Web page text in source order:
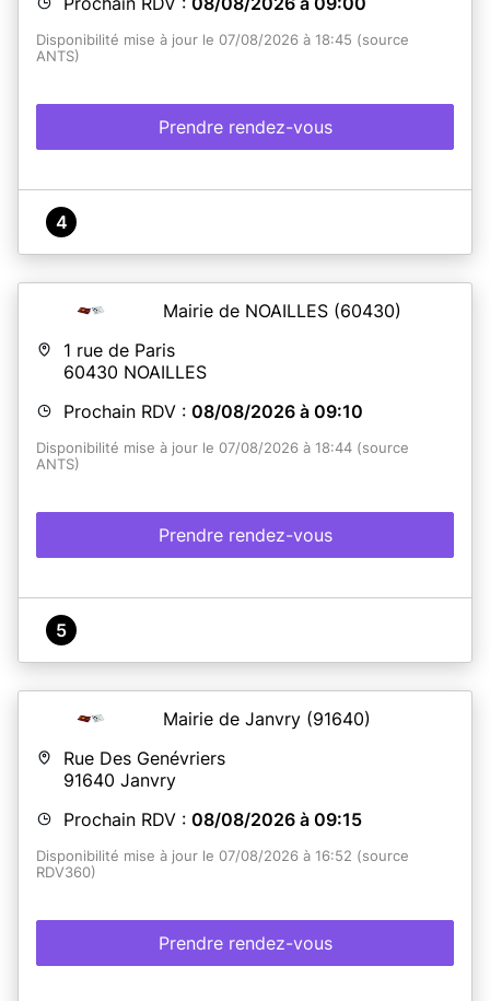
Disponibilité mise à jour le 07/08/2026 à 18:45 (source
ANTS)
Prendre rendez-vous
4
Mairie de NOAILLES (60430)
1 rue de Paris
60430 NOAILLES
Prochain RDV : 08/08/2026 à 09:10
Disponibilité mise à jour le 07/08/2026 à 18:44 (source
ANTS)
Prendre rendez-vous
5
Mairie de Janvry (91640)
Rue Des Genévriers
91640 Janvry
Prochain RDV : 08/08/2026 à 09:15
Disponibilité mise à jour le 07/08/2026 à 16:52 (source
RDV360)
Prendre rendez-vous